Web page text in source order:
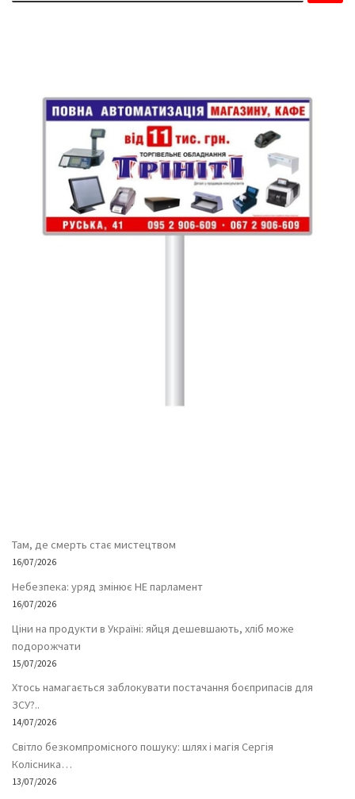
Там, де смерть стає мистецтвом
16/07/2026
Небезпека: уряд змінює НЕ парламент
16/07/2026
Ціни на продукти в Україні: яйця дешевшають, хліб може
подорожчати
15/07/2026
Хтось намагається заблокувати постачання боєприпасів для
ЗСУ?..
14/07/2026
Світло безкомпромісного пошуку: шлях і магія Сергія
Колісника…
13/07/2026